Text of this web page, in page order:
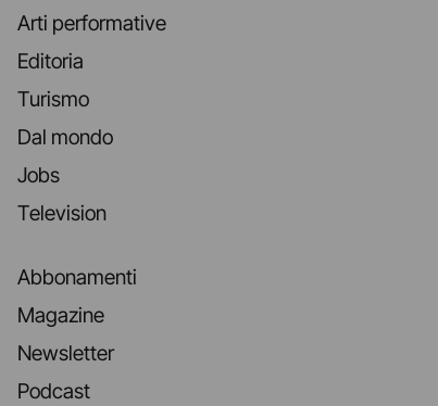
Arti performative
Editoria
Turismo
Dal mondo
Jobs
Television
Abbonamenti
Magazine
Newsletter
Podcast